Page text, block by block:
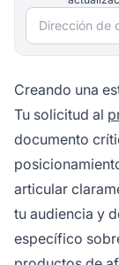
Dirección de
Creando una
Tu solicitud al
documento
articular
tu audiencia y
específico